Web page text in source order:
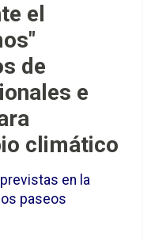
el
de
e
climático
en la
paseos